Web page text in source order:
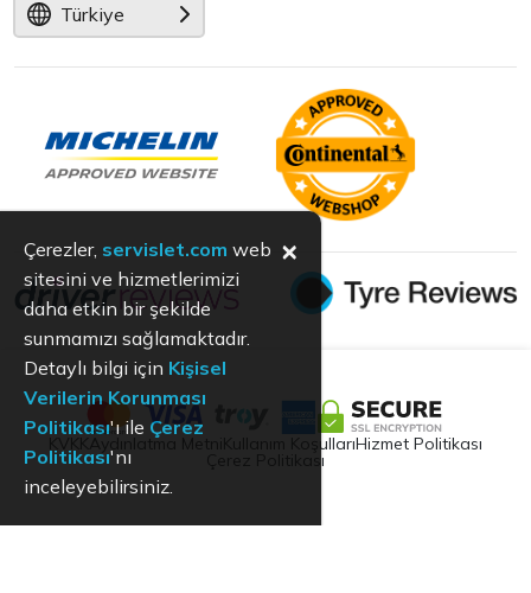
Türkiye
Aydınlatma Metni Kullanım KoşullarıHizmet Politikası
Çerez Politikası
Çerezler, servislet.com web
sitesini ve hizmetlerimizi
daha etkin bir şekilde
sunmamızı sağlamaktadır.
Detaylı bilgi için Kişisel
Verilerin Korunması
Politikası'ı ile Çerez
Politikası'nı
inceleyebilirsiniz.
×